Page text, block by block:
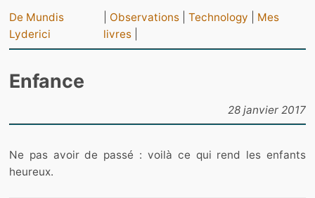
De Mundis
Lyderici
Observations |Technology
Mes
livres
Enfance
28 janvier 2017
Ne pas avoir de passé : voilà ce qui rend les enfants
heureux.